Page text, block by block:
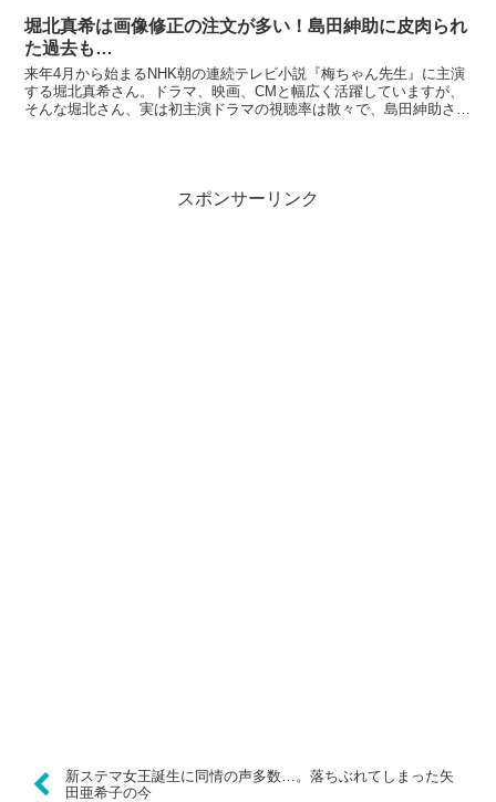
堀北真希は画像修正の注文が多い！島田紳助に皮肉られ
た過去も…
来年4月から始まるNHK朝の連続テレビ小説『梅ちゃん先生』に主演
する堀北真希さん。ドラマ、映画、CMと幅広く活躍していますが、
そんな堀北さん、実は初主演ドラマの視聴率は散々で、島田紳助さん
スポンサーリンク
新ステマ女王誕生に同情の声多数…。落ちぶれてしまった矢
田亜希子の今